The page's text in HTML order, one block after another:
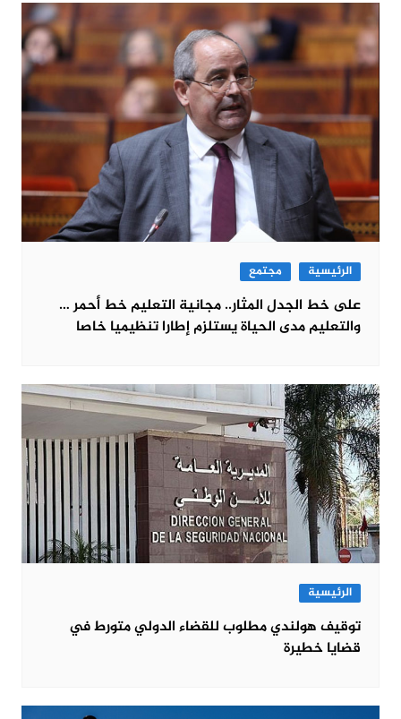
الرئيسية مجتمع
على خط الجدل المثار.. مجانية التعليم خط أحمر …
والتعليم مدى الحياة يستلزم إطارا تنظيميا خاصا
الرئيسية
توقيف هولندي مطلوب للقضاء الدولي متورط في
قضايا خطيرة